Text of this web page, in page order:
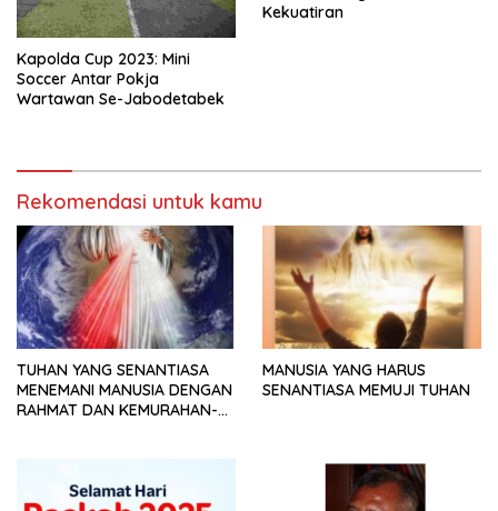
Kapolda Cup 2023: Mini
Soccer Antar Pokja
Wartawan Se-Jabodetabek
Kekuatiran
Rekomendasi untuk kamu
TUHAN YANG SENANTIASA
MENEMANI MANUSIA DENGAN
RAHMAT DAN KEMURAHAN-
MANUSIA YANG HARUS
SENANTIASA MEMUJI TUHAN